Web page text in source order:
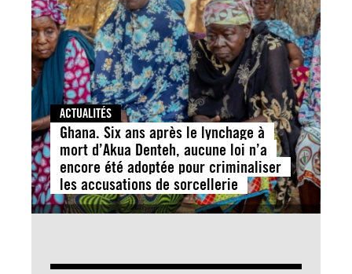
ACTUALITÉS
Ghana. Six ans après le lynchage à
mort d’Akua Denteh, aucune loi n’a
encore été adoptée pour criminaliser
les accusations de sorcellerie